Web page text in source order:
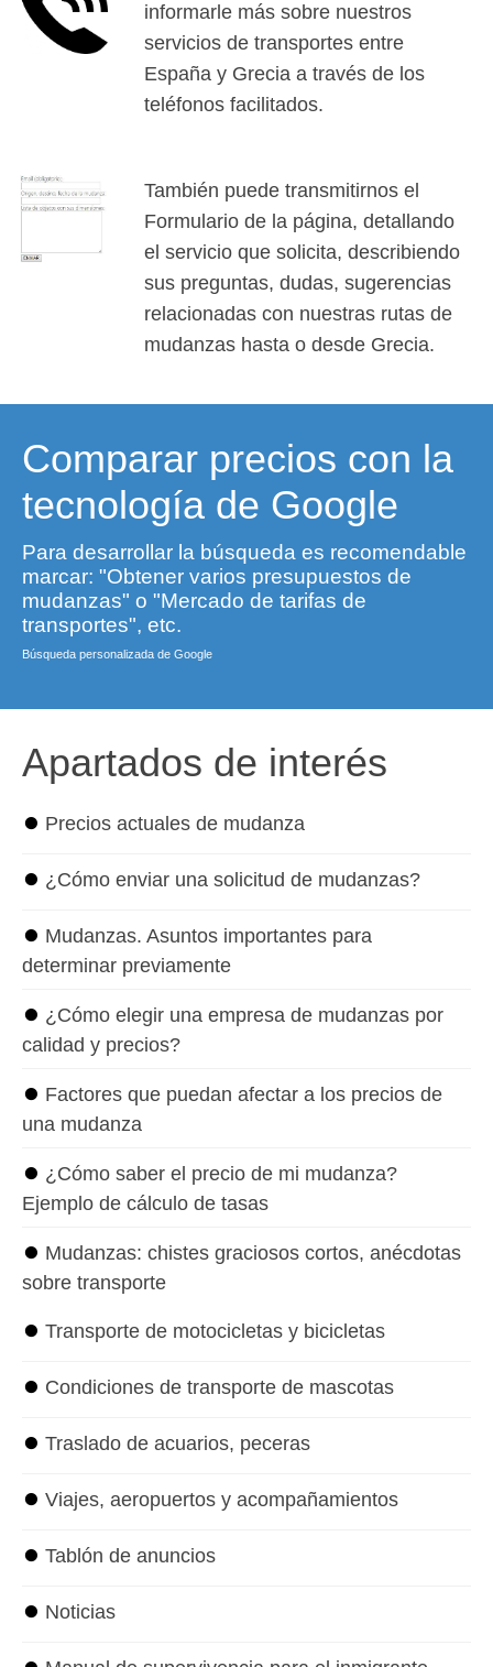
informarle más sobre nuestros
servicios de transportes entre
España y Grecia a través de los
teléfonos facilitados.
También puede transmitirnos el
Formulario de la página, detallando
el servicio que solicita, describiendo
sus preguntas, dudas, sugerencias
relacionadas con nuestras rutas de
mudanzas hasta o desde Grecia.
Comparar precios con la
tecnología de Google
Para desarrollar la búsqueda es recomendable
marcar: "Obtener varios presupuestos de
mudanzas" o "Mercado de tarifas de
transportes", etc.
Búsqueda personalizada de Google
Apartados de interés
⏺ Precios actuales de mudanza
⏺ ¿Cómo enviar una solicitud de mudanzas?
⏺ Mudanzas. Asuntos importantes para
determinar previamente
⏺ ¿Cómo elegir una empresa de mudanzas por
calidad y precios?
⏺ Factores que puedan afectar a los precios de
una mudanza
⏺ ¿Cómo saber el precio de mi mudanza?
Ejemplo de cálculo de tasas
⏺ Mudanzas: chistes graciosos cortos, anécdotas
sobre transporte
⏺ Transporte de motocicletas y bicicletas
⏺ Condiciones de transporte de mascotas
⏺ Traslado de acuarios, peceras
⏺ Viajes, aeropuertos y acompañamientos
⏺ Tablón de anuncios
⏺ Noticias